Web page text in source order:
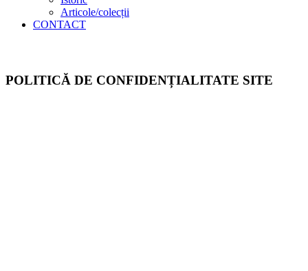
Articole/colecții
CONTACT
POLITICĂ DE CONFIDENȚIALITATE SITE